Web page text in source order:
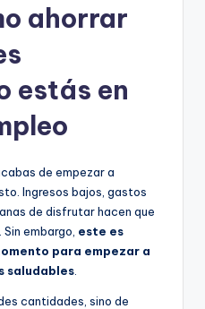
ahorrar
estás en
de empezar a
Ingresos bajos, gastos
de disfrutar hacen que
embargo, este es
para empezar a
saludables
cantidades, sino de